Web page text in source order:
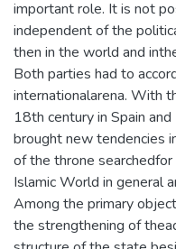
important role. It is not
independent of the
then in the world and
Both parties had to
internationalarena. With
18th century in Spain
brought new tendencies
of the throne
Islamic World in general
Among the primary
the strengthening of